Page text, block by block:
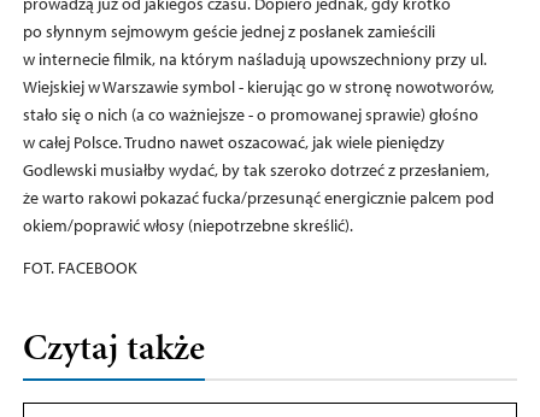
po słynnym sejmowym geście jednej z posłanek zamieścili
w internecie filmik, na którym naśladują upowszechniony przy ul.
Wiejskiej w Warszawie symbol - kierując go w stronę nowotworów,
stało się o nich (a co ważniejsze - o promowanej sprawie) głośno
w całej Polsce. Trudno nawet oszacować, jak wiele pieniędzy
Godlewski musiałby wydać, by tak szeroko dotrzeć z przesłaniem,
że warto rakowi pokazać fucka/przesunąć energicznie palcem pod
okiem/poprawić włosy (niepotrzebne skreślić).
FOT. FACEBOOK
Czytaj także